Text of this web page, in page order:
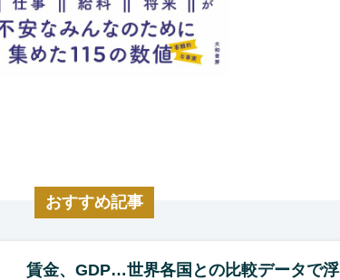
おすすめ記事
賃金、GDP…世界各国との比較データで浮